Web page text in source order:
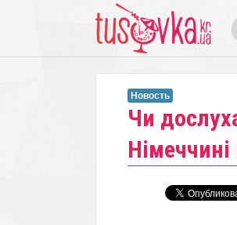
​Чи
Новость